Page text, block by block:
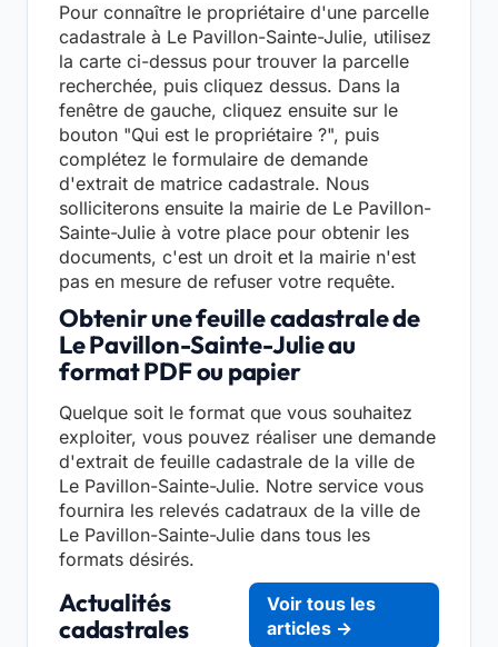
Pour connaître le propriétaire d'une parcelle
cadastrale à Le Pavillon-Sainte-Julie, utilisez
la carte ci-dessus pour trouver la parcelle
recherchée, puis cliquez dessus. Dans la
fenêtre de gauche, cliquez ensuite sur le
bouton "Qui est le propriétaire ?", puis
complétez le formulaire de demande
d'extrait de matrice cadastrale. Nous
solliciterons ensuite la mairie de Le Pavillon-
Sainte-Julie à votre place pour obtenir les
documents, c'est un droit et la mairie n'est
pas en mesure de refuser votre requête.
Obtenir une feuille cadastrale de
Le Pavillon-Sainte-Julie au
format PDF ou papier
Quelque soit le format que vous souhaitez
exploiter, vous pouvez réaliser une demande
d'extrait de feuille cadastrale de la ville de
Le Pavillon-Sainte-Julie. Notre service vous
fournira les relevés cadatraux de la ville de
Le Pavillon-Sainte-Julie dans tous les
formats désirés.
Actualités
cadastrales
Voir tous les
articles →